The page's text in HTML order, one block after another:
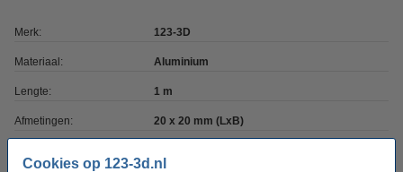
Cookies op 123-3d.nl
Merk: 123-3D
Materiaal: Aluminium
Lengte: 1 m
Afmetingen: 20 x 20 mm (LxB)